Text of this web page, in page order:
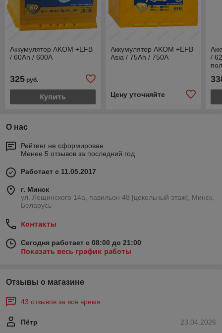
Аккумулятор AKOM +EFB
/ 60Ah / 600А
325 руб.
Купить
Аккумулятор AKOM +EFB
Asia / 75Ah / 750А
Цену уточняйте
/
О нас
Рейтинг не сформирован
Менее 5 отзывов за последний год
Работает с 11.05.2017
г. Минск
ул. Лещинского 14а, павильон 48 [цокольный этаж], Минск,
Беларусь
Контакты
Сегодня работает с 08:00 до 21:00
Показать весь график работы
Отзывы о магазине
43 отзывов за всё время
23.04.2026
Пётр